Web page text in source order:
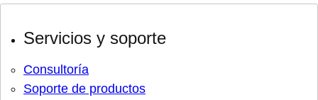
Servicios y soporte
Consultoría
Soporte de productos